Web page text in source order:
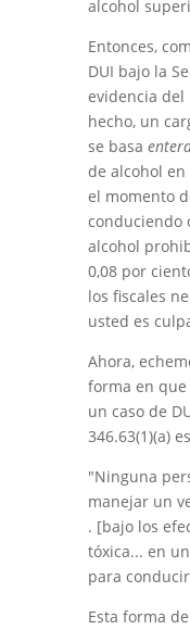
alcohol
Entonces,
DUI bajo la
evidencia del
hecho, un
se basa
de alcohol
el momento
conduciendo
alcohol
0,08 por
los fiscales
usted es
Ahora,
forma en
un caso de
346.63(1)(a)
"Ninguna
manejar un
. [bajo los
tóxica... en
para
Esta forma